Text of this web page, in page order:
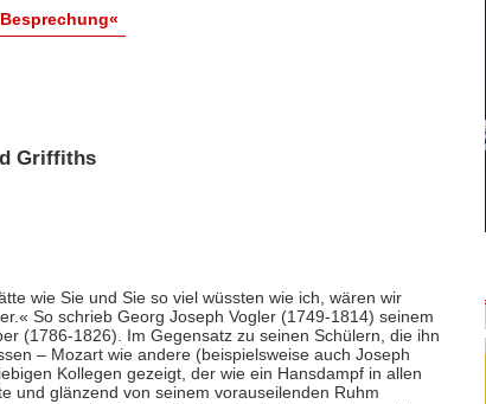
Griffiths
wie Sie und Sie so viel wüssten wie ich, wären wir
So schrieb Georg Joseph Vogler (1749-1814) seinem
(1786-1826). Im Gegensatz zu seinen Schülern, die ihn
– Mozart wie andere (beispielsweise auch Joseph
Kollegen gezeigt, der wie ein Hansdampf in allen
und glänzend von seinem vorauseilenden Ruhm